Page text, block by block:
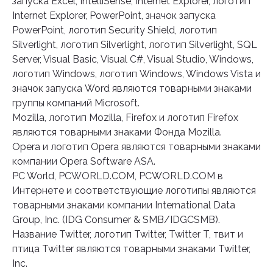
Internet Explorer, PowerPoint, значок запуска
PowerPoint, логотип Security Shield, логотип
Silverlight, логотип Silverlight, логотип Silverlight, SQL
Server, Visual Basic, Visual C#, Visual Studio, Windows,
логотип Windows, логотип Windows, Windows Vista и
значок запуска Word являются товарными знаками
группы компаний Microsoft.
Mozilla, логотип Mozilla, Firefox и логотип Firefox
являются товарными знаками Фонда Mozilla.
Opera и логотип Opera являются товарными знаками
компании Opera Software ASA.
PC World, PCWORLD.COM, PCWORLD.COM в
Интернете и соответствующие логотипы являются
товарными знаками компании International Data
Group, Inc. (IDG Consumer & SMB/IDGCSMB).
Название Twitter, логотип Twitter, Twitter T, твит и
птица Twitter являются товарными знаками Twitter,
Inc.